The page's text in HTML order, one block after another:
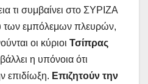
τι συμβαίνει στο ΣΥΡΙΖΑ
των εμπόλεμων πλευρών,
οι κύριοι Τσίπρας
η υπόνοια ότι
επιδίωξη. Επιζητούν την